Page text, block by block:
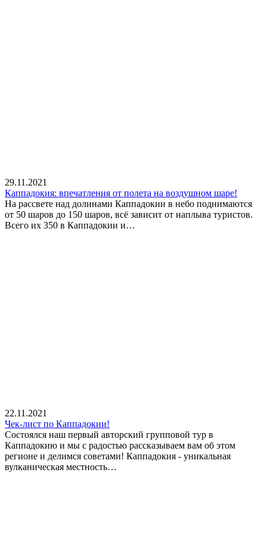
29.11.2021
Каппадокия: впечатления от полета на воздушном шаре!
На рассвете над долинами Каппадокии в небо поднимаются
от 50 шаров до 150 шаров, всё зависит от наплыва туристов.
Всего их 350 в Каппадокии и…
22.11.2021
Чек-лист по Каппадокии!
Состоялся наш первый авторский групповой тур в
Каппадокию и мы с радостью рассказываем вам об этом
регионе и делимся советами! Каппадокия - уникальная
вулканическая местность…